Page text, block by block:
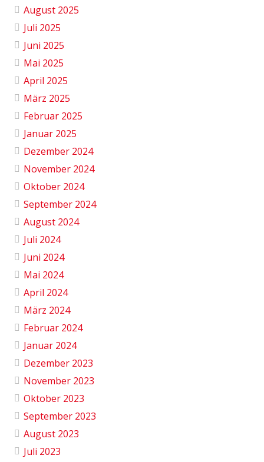
August 2025
Juli 2025
Juni 2025
Mai 2025
April 2025
März 2025
Februar 2025
Januar 2025
Dezember 2024
November 2024
Oktober 2024
September 2024
August 2024
Juli 2024
Juni 2024
Mai 2024
April 2024
März 2024
Februar 2024
Januar 2024
Dezember 2023
November 2023
Oktober 2023
September 2023
August 2023
Juli 2023